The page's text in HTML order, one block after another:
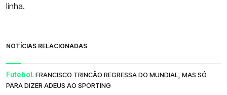
linha.
NOTÍCIAS RELACIONADAS
Futebol. FRANCISCO TRINCÃO REGRESSA DO MUNDIAL, MAS SÓ
PARA DIZER ADEUS AO SPORTING